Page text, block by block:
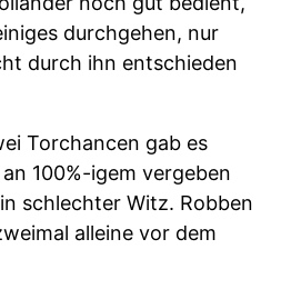
durchgehen, nur
durch ihn entschieden
Torchancen gab es
100%-igem vergeben
schlechter Witz. Robben
alleine vor dem